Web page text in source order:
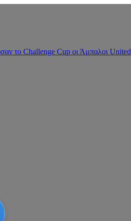
το Challenge Cup οι Άμπαλοι United